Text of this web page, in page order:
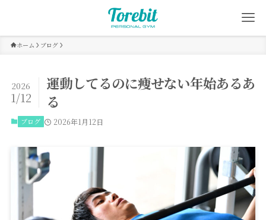
ホーム ブログ
運動してるのに痩せない年始あるあ
る
2026
1/12
ブログ 2026年1月12日